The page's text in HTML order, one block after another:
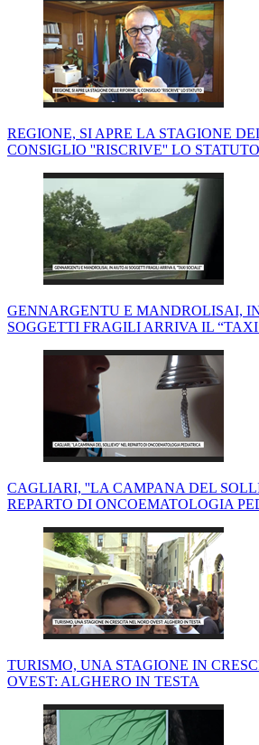
REGIONE, SI APRE LA STAGIONE
CONSIGLIO ''RISCRIVE'' LO STATUTO
GENNARGENTU E MANDROLISAI,
SOGGETTI FRAGILI ARRIVA IL
CAGLIARI, ''LA CAMPANA DEL
REPARTO DI ONCOEMATOLOGIA
TURISMO, UNA STAGIONE IN
OVEST: ALGHERO IN TESTA